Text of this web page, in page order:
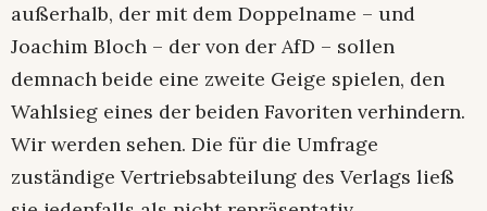
außerhalb, der mit dem Doppelname – und
Joachim Bloch – der von der AfD – sollen
demnach beide eine zweite Geige spielen, den
Wahlsieg eines der beiden Favoriten verhindern.
Wir werden sehen. Die für die Umfrage
zuständige Vertriebsabteilung des Verlags ließ